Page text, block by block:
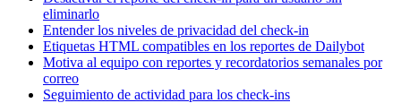
eliminarlo
Entender los niveles de privacidad del check-in
Etiquetas HTML compatibles en los reportes de Dailybot
Motiva al equipo con reportes y recordatorios semanales por
correo
Seguimiento de actividad para los check-ins